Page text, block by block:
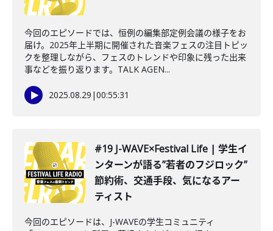
今回のエピソードでは、恒例の編集部定例会議の様子をお
届け。2025年上半期に開催された音楽フェスの注目トピッ
クを整理しながら、フェスのトレンドや印象に残った出来
事などを振り返ります。TALK AGEN...
2025.08.29 |00:55:31
#19 J-WAVE×Festival Life | 学生イ
ンターンが語る”若者のフジロック”
節約術、交通手段、気になるアー
ティスト
今回のエピソードは、J-WAVEの学生コミュニティ